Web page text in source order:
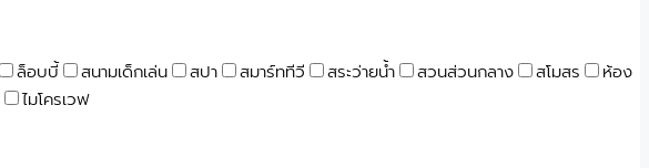
ล็อบบี้ สนามเด็กเล่น สปา สมาร์ททีวี สระว่ายน้ำ สวนส่วนกลาง สโมสร
ห้อง
ไมโครเวฟ